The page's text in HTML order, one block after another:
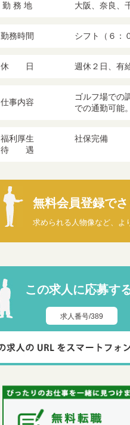
勤 務 地 大阪、奈良、
勤務時間 シフト（６：
休 日 週休２日、有
仕事内容
ゴルフ場での
での通勤可能。
福利厚生
待 遇
社保完備
無料会員登録でさ
求められる人物像など、よ
この求人に応募す
求人番号/389